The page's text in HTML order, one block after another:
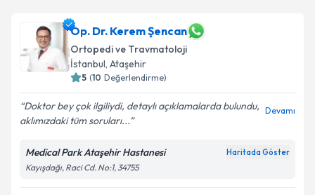
Op. Dr. Kerem Şencan
Ortopedi ve Travmatoloji
İstanbul, Ataşehir
5 (10 Değerlendirme)
Doktor bey çok ilgiliydi, detaylı açıklamalarda bulundu,
aklımızdaki tüm soruları...
Devamı
Medical Park Ataşehir Hastanesi Haritada Göster
Kayışdağı, Raci Cd. No:1, 34755